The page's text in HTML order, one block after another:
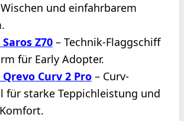
und einfahrbarem
Z70 – Technik-Flaggschiff
für Early Adopter.
Curv 2 Pro – Curv-
für starke Teppichleistung und